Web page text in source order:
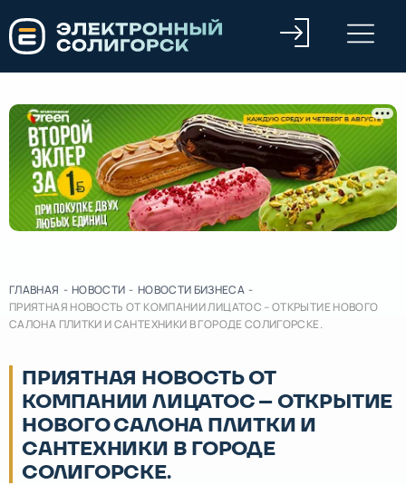
ГЛАВНАЯ - НОВОСТИ - НОВОСТИ БИЗНЕСА -
ПРИЯТНАЯ НОВОСТЬ ОТ КОМПАНИИ ЛИЦАТОС – ОТКРЫТИЕ НОВОГО
САЛОНА ПЛИТКИ И САНТЕХНИКИ В ГОРОДЕ СОЛИГОРСКЕ.
ПРИЯТНАЯ НОВОСТЬ ОТ
КОМПАНИИ ЛИЦАТОС – ОТКРЫТИЕ
НОВОГО САЛОНА ПЛИТКИ И
САНТЕХНИКИ В ГОРОДЕ
СОЛИГОРСКЕ.